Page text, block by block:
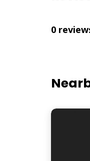
0